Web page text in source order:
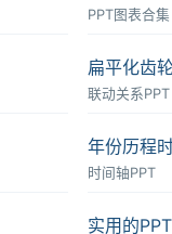
PPT图表合集
扁平化齿
联动关系PPT
年份历程
时间轴PPT
实用的